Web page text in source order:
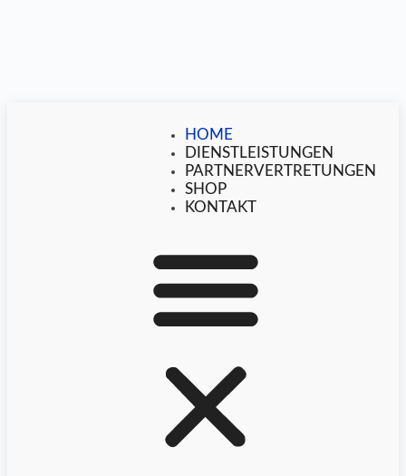
HOME
DIENSTLEISTUNGEN
PARTNERVERTRETUNGEN
SHOP
KONTAKT